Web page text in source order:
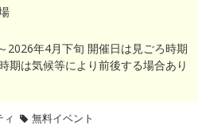
2026年4月下旬 開催日は見ごろ時期
期は気候等により前後する場合あり
ィ 無料イベント